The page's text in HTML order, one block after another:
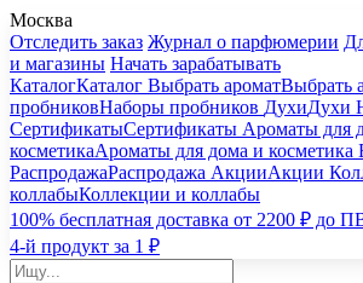
Москва
Отследить заказ Журнал о парфюмерии
и магазины Начать зарабатывать
КаталогКаталог Выбрать ароматВыбрать
пробниковНаборы пробников ДухиДухи
СертификатыСертификаты Ароматы для
косметикаАроматы для дома и косметика
РаспродажаРаспродажа АкцииАкции
коллабыКоллекции и коллабы
100% бесплатная доставка от 2200 ₽ до
4-й продукт за 1 ₽